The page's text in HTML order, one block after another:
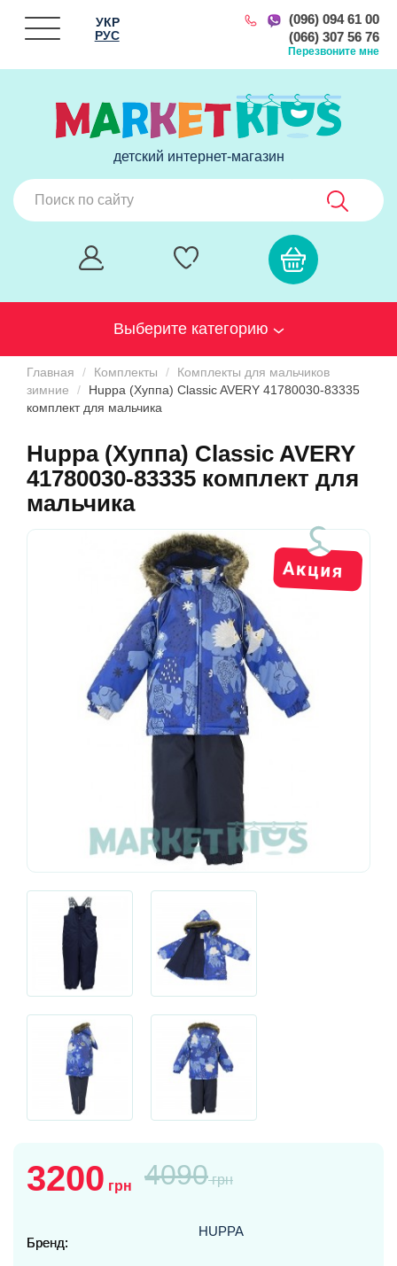
(096) 094 61 00
(066) 307 56 76
Перезвоните мне
УКР
РУС
детский интернет-магазин
Выберите категорию
Главная Комплекты
Комплекты для мальчиков
зимние
Huppa (Хуппа) Classic AVERY 41780030-83335
комплект для мальчика
Huppa (Хуппа) Classic AVERY
41780030-83335 комплект для
мальчика
3200 грн 4090грн
Бренд:
HUPPA